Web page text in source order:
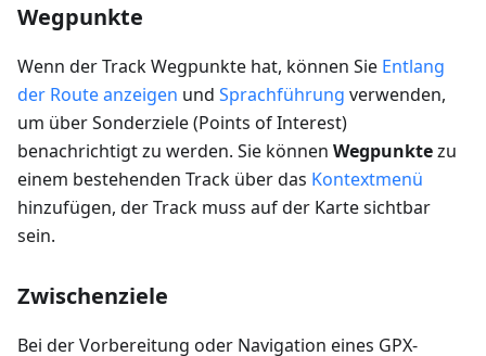
Wegpunkte
Wenn der Track Wegpunkte hat, können Sie Entlang
der Route anzeigen und Sprachführung verwenden,
um über Sonderziele (Points of Interest)
benachrichtigt zu werden. Sie können Wegpunktezu
einem bestehenden Track über das Kontextmenü
hinzufügen, der Track muss auf der Karte sichtbar
sein.
Zwischenziele
Bei der Vorbereitung oder Navigation eines GPX-